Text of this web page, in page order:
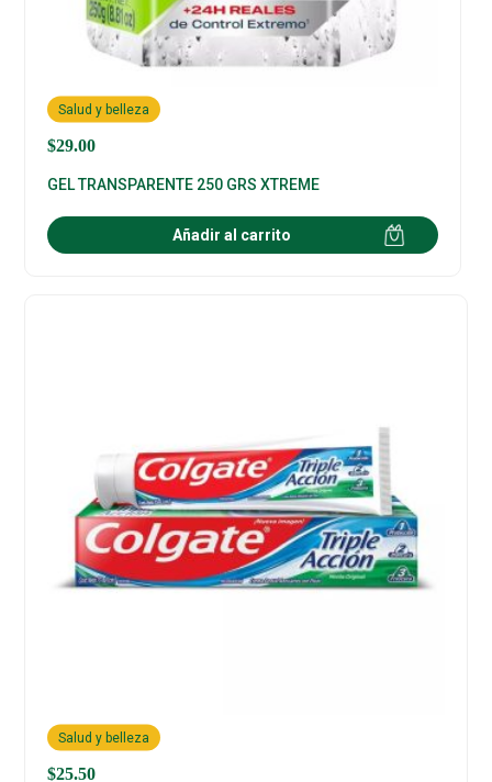
$29.00
Salud y belleza
GEL TRANSPARENTE 250 GRS XTREME
Añadir al carrito
$25.50
Salud y belleza